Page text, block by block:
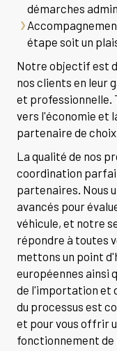
démarches
étape soit un
Notre objectif est
nos clients en leur
et professionnelle.
vers l'économie et
partenaire de
La qualité de nos
coordination
partenaires. Nous
avancés pour
véhicule, et notre
répondre à toutes
mettons un point
européennes ainsi
de l'importation et
du processus est
et pour vous offrir
fonctionnement de